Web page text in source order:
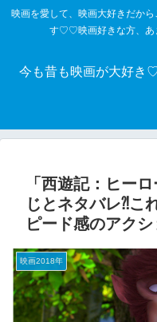
映画を愛して、映画大好きだか
す♡♡映画好きな方、あ
今も昔も映画が大好き
「西遊記：ヒー
じとネタバレ⁈こ
ピード感のアクシ
映画2018年